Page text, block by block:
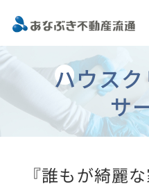
ハウス
サ
『誰もが綺麗